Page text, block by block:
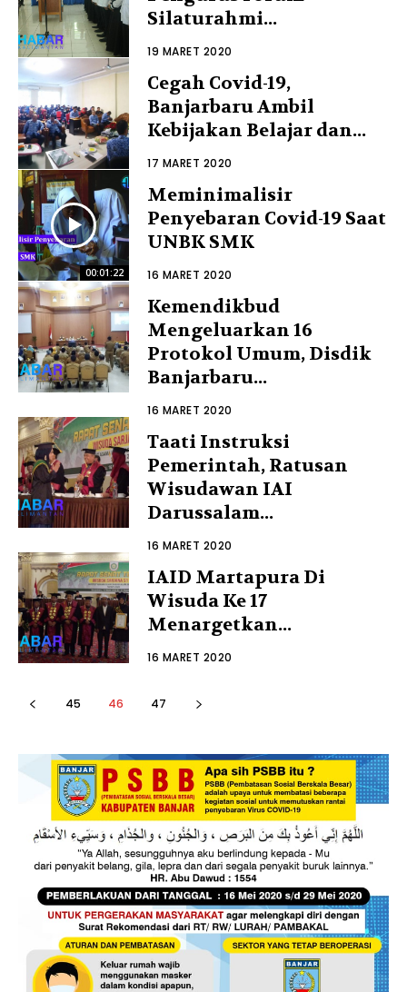
Silaturahmi...
19 MARET 2020
Cegah Covid-19,
Banjarbaru Ambil
Kebijakan Belajar dan...
17 MARET 2020
00:01:22
Meminimalisir
Penyebaran Covid-19 Saat
UNBK SMK
16 MARET 2020
Kemendikbud
Mengeluarkan 16
Protokol Umum, Disdik
Banjarbaru...
16 MARET 2020
Taati Instruksi
Pemerintah, Ratusan
Wisudawan IAI
Darussalam...
16 MARET 2020
IAID Martapura Di
Wisuda Ke 17
Menargetkan...
16 MARET 2020
45 46 47